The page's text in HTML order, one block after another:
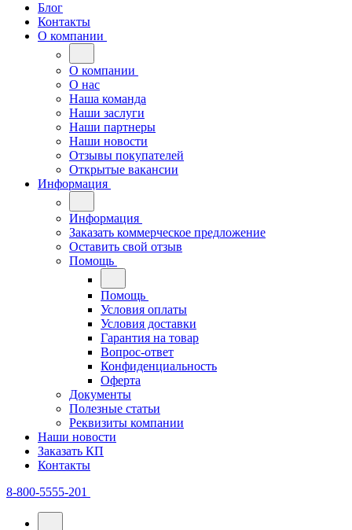
Блог
Контакты
О компании
О компании
О нас
Наша команда
Наши заслуги
Наши партнеры
Наши новости
Отзывы покупателей
Открытые вакансии
Информация
Информация
Заказать коммерческое предложение
Оставить свой отзыв
Помощь
Помощь
Условия оплаты
Условия доставки
Гарантия на товар
Вопрос-ответ
Конфиденциальность
Оферта
Документы
Полезные статьи
Реквизиты компании
Наши новости
Заказать КП
Контакты
8-800-5555-201